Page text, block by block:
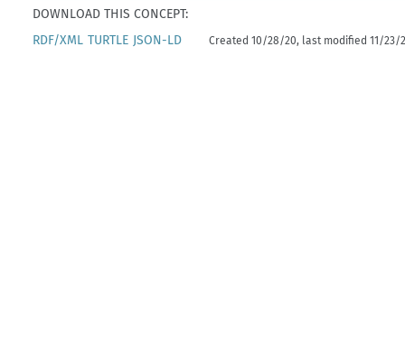
DOWNLOAD THIS CONCEPT:
RDF/XML TURTLE JSON-LD Created 10/28/20, last modified 11/23/